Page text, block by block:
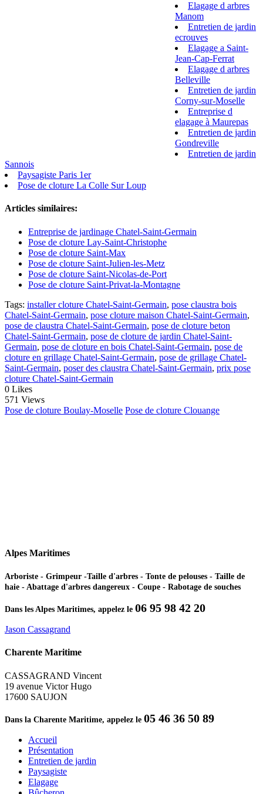
Elagage d arbres
Manom
Entretien de jardin
ecrouves
Elagage a Saint-
Jean-Cap-Ferrat
Elagage d arbres
Belleville
Entretien de jardin
Corny-sur-Moselle
Entreprise d
elagage à Maurepas
Entretien de jardin
Gondreville
Entretien de jardin
Sannois
Paysagiste Paris 1er
Pose de cloture La Colle Sur Loup
Articles similaires:
Entreprise de jardinage Chatel-Saint-Germain
Pose de cloture Lay-Saint-Christophe
Pose de cloture Saint-Max
Pose de cloture Saint-Julien-les-Metz
Pose de cloture Saint-Nicolas-de-Port
Pose de cloture Saint-Privat-la-Montagne
Tags: installer cloture Chatel-Saint-Germain, pose claustra bois
Chatel-Saint-Germain, pose cloture maison Chatel-Saint-Germain,
pose de claustra Chatel-Saint-Germain, pose de cloture beton
Chatel-Saint-Germain, pose de cloture de jardin Chatel-Saint-
Germain, pose de cloture en bois Chatel-Saint-Germain, pose de
cloture en grillage Chatel-Saint-Germain, pose de grillage Chatel-
Saint-Germain, poser des claustra Chatel-Saint-Germain, prix pose
cloture Chatel-Saint-Germain
0 Likes
571 Views
Pose de cloture Boulay-Moselle Pose de cloture Clouange
Alpes Maritimes
Arboriste - Grimpeur -Taille d'arbres - Tonte de pelouses - Taille de
haie - Abattage d'arbres dangereux - Coupe - Rabotage de souches
Dans les Alpes Maritimes, appelez le 06 95 98 42 20
Jason Cassagrand
Charente Maritime
CASSAGRAND Vincent
19 avenue Victor Hugo
17600 SAUJON
Dans la Charente Maritime, appelez le 05 46 36 50 89
Accueil
Présentation
Entretien de jardin
Paysagiste
Elagage